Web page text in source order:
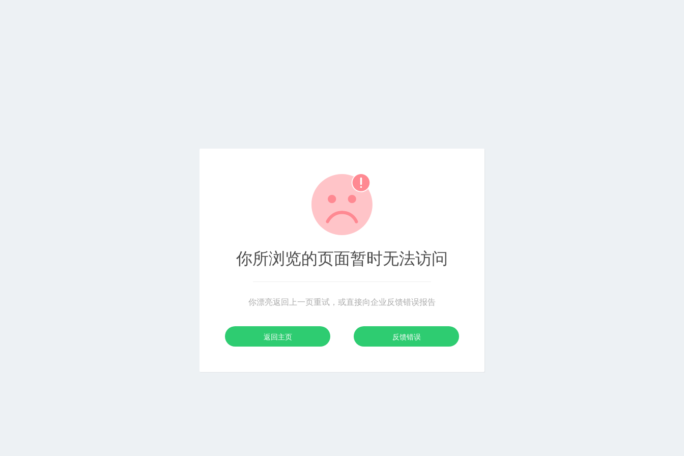
你所浏览的页面暂时无法访问
你漂亮返回上一页重试，或直接向企业反馈错误报告
返回主页 反馈错误